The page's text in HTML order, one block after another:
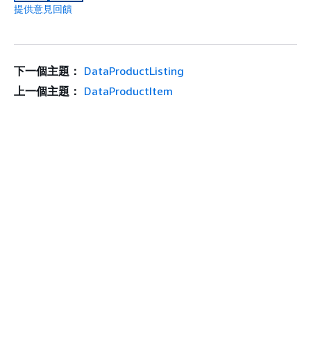
提供意見回饋
下一個主題： DataProductListing
上一個主題： DataProductItem